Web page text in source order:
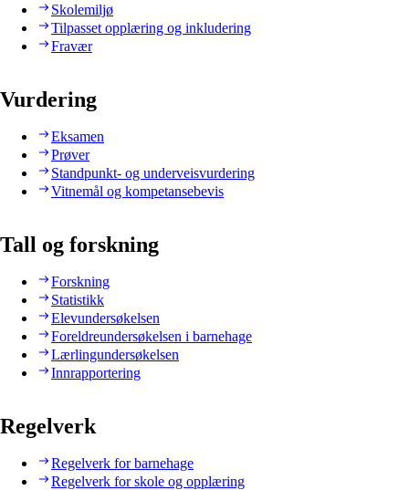
Skolemiljø
Tilpasset opplæring og inkludering
Fravær
Vurdering
Eksamen
Prøver
Standpunkt- og underveisvurdering
Vitnemål og kompetansebevis
Tall og forskning
Forskning
Statistikk
Elevundersøkelsen
Foreldreundersøkelsen i barnehage
Lærlingundersøkelsen
Innrapportering
Regelverk
Regelverk for barnehage
Regelverk for skole og opplæring